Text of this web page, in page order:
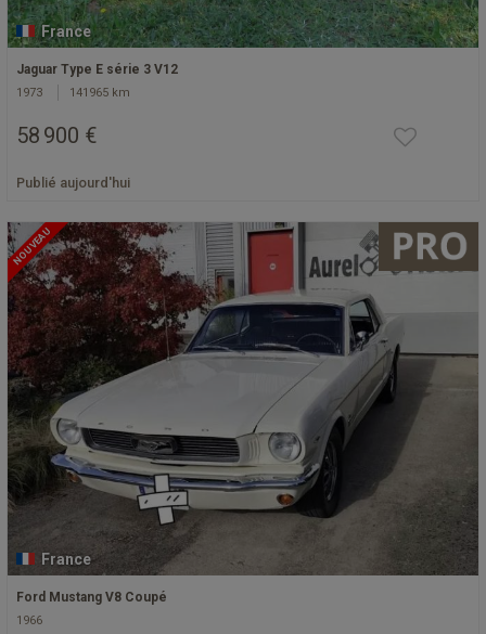
France
Jaguar Type E série 3 V12
1973 141965 km
58 900 €
Publié aujourd'hui
NOUVEAU
France
Ford Mustang V8 Coupé
1966